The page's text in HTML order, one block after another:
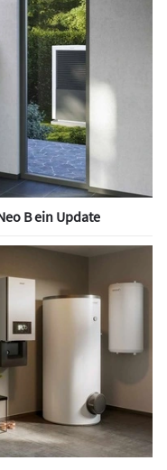
B ein Update